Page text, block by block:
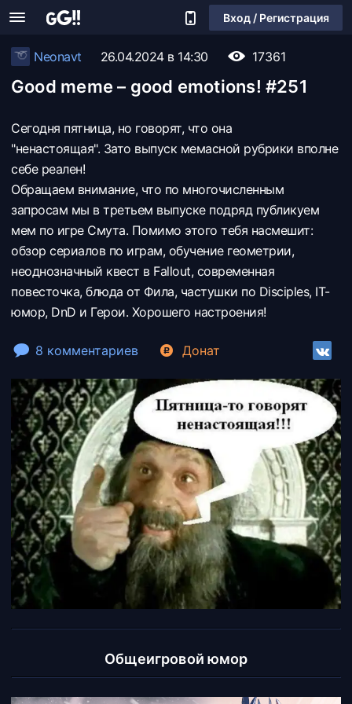
Вход / Регистрация
Neonavt 26.04.2024 в 14:30 17361
Good meme – good emotions! #251
Сегодня пятница, но говорят, что она
"ненастоящая". Зато выпуск мемасной рубрики вполне
себе реален!
Обращаем внимание, что по многочисленным
запросам мы в третьем выпуске подряд публикуем
мем по игре Смута. Помимо этого тебя насмешит:
обзор сериалов по играм, обучение геометрии,
неоднозначный квест в Fallout, современная
повесточка, блюда от Фила, частушки по Disciples, IT-
юмор, DnD и Герои. Хорошего настроения!
8 комментариев Донат
Общеигровой юмор